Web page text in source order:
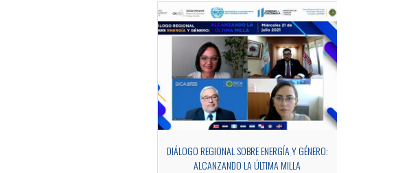
DIÁLOGO REGIONAL SOBRE ENERGÍA Y GÉNERO:
ALCANZANDO LA ÚLTIMA MILLA